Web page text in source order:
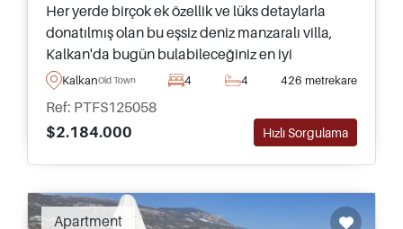
Her yerde birçok ek özellik ve lüks detaylarla
donatılmış olan bu eşsiz deniz manzaralı villa,
Kalkan'da bugün bulabileceğiniz en iyi
villalardan biridir &ndash; içinde hem kapalı hem
KalkanOld Town 4 4 426 metrekare
Ref: PTFS125058
$2.184.000
Hızlı Sorgulama
Apartment